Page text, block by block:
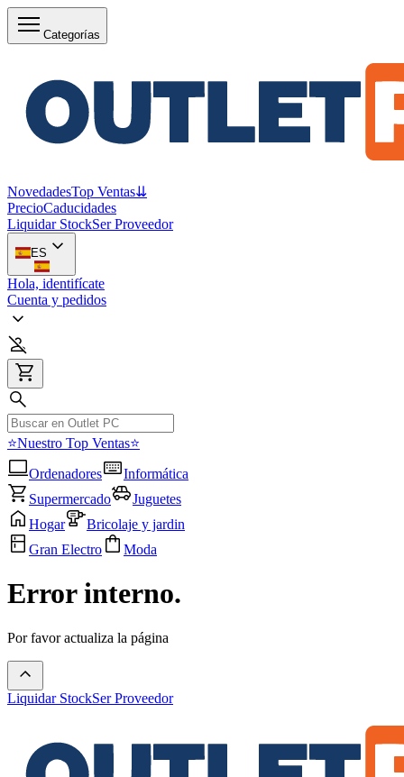
Categorías
NovedadesTop Ventas⇊
PrecioCaducidades
Liquidar StockSer Proveedor
ES
Hola, identifícate
Cuenta y pedidos
⭐Nuestro Top Ventas⭐
Ordenadores
Informática
Supermercado
Juguetes
Hogar
Bricolaje y jardin
Gran Electro
Moda
Error interno.
Por favor actualiza la página
Liquidar StockSer Proveedor